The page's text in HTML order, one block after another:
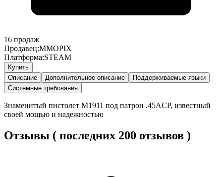
16 продаж
Продавец:MMOPIX
Платформа:STEAM
Купить
Описание
Дополнительное описание
Поддерживаемые языки
Системные требования
Знаменитый пистолет M1911 под патрон .45ACP, известный
своей мощью и надежностью
Отзывы ( последних 200 отзывов )